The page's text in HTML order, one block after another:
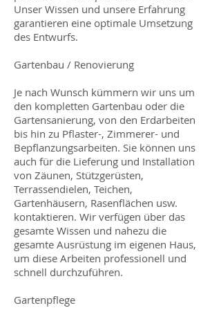
Unser Wissen und unsere Erfahrung
garantieren eine optimale Umsetzung
des Entwurfs.
Gartenbau / Renovierung
Je nach Wunsch kümmern wir uns um
den kompletten Gartenbau oder die
Gartensanierung, von den Erdarbeiten
bis hin zu Pflaster-, Zimmerer- und
Bepflanzungsarbeiten. Sie können uns
auch für die Lieferung und Installation
von Zäunen, Stützgerüsten,
Terrassendielen, Teichen,
Gartenhäusern, Rasenflächen usw.
kontaktieren. Wir verfügen über das
gesamte Wissen und nahezu die
gesamte Ausrüstung im eigenen Haus,
um diese Arbeiten professionell und
schnell durchzuführen.
Gartenpflege